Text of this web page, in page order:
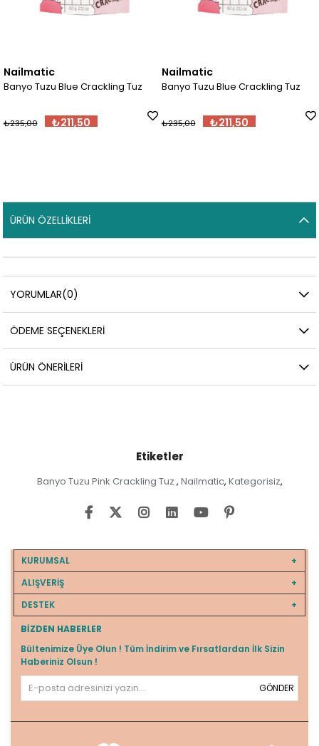
Nailmatic
Banyo Tuzu Blue Crackling Tuz
₺211,50
₺235,00
Nailmatic
Banyo Tuzu Blue Crackling Tuz
₺211,50
₺235,00
ÜRÜN ÖZELLIKLERI
YORUMLAR(0)
ÖDEME SEÇENEKLERI
ÜRÜN ÖNERILERI
Etiketler
Banyo Tuzu Pink Crackling Tuz , Nailmatic, Kategorisiz,
KURUMSAL
ALIŞVERİŞ
DESTEK
BIZDEN HABERLER
Bültenimize Üye Olun ! Tüm İndirim ve Fırsatlardan İlk Sizin
Haberiniz Olsun !
GÖNDER